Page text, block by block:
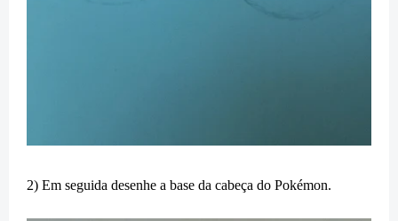
2) Em seguida desenhe a base da cabeça do Pokémon.